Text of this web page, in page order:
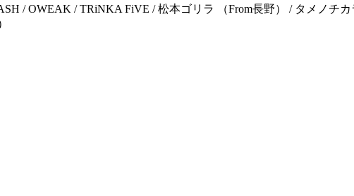
/ OWEAK / TRiNKA FiVE / 松本ゴリラ （From長野） / タメノチカ